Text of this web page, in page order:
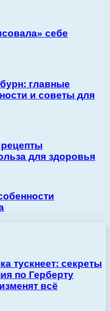
себе
главные
и советы для
для здоровья
тускнеет: секреты
по Герберту
всё